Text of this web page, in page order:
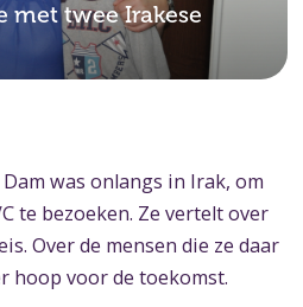
met twee Irakese
was onlangs in Irak, om
te bezoeken. Ze vertelt over
Over de mensen die ze daar
hoop voor de toekomst.